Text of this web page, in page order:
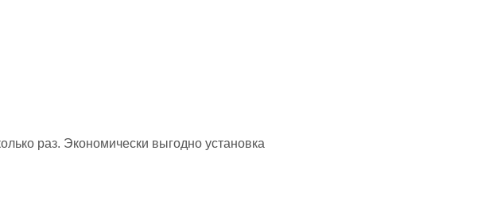
раз. Экономически выгодно установка